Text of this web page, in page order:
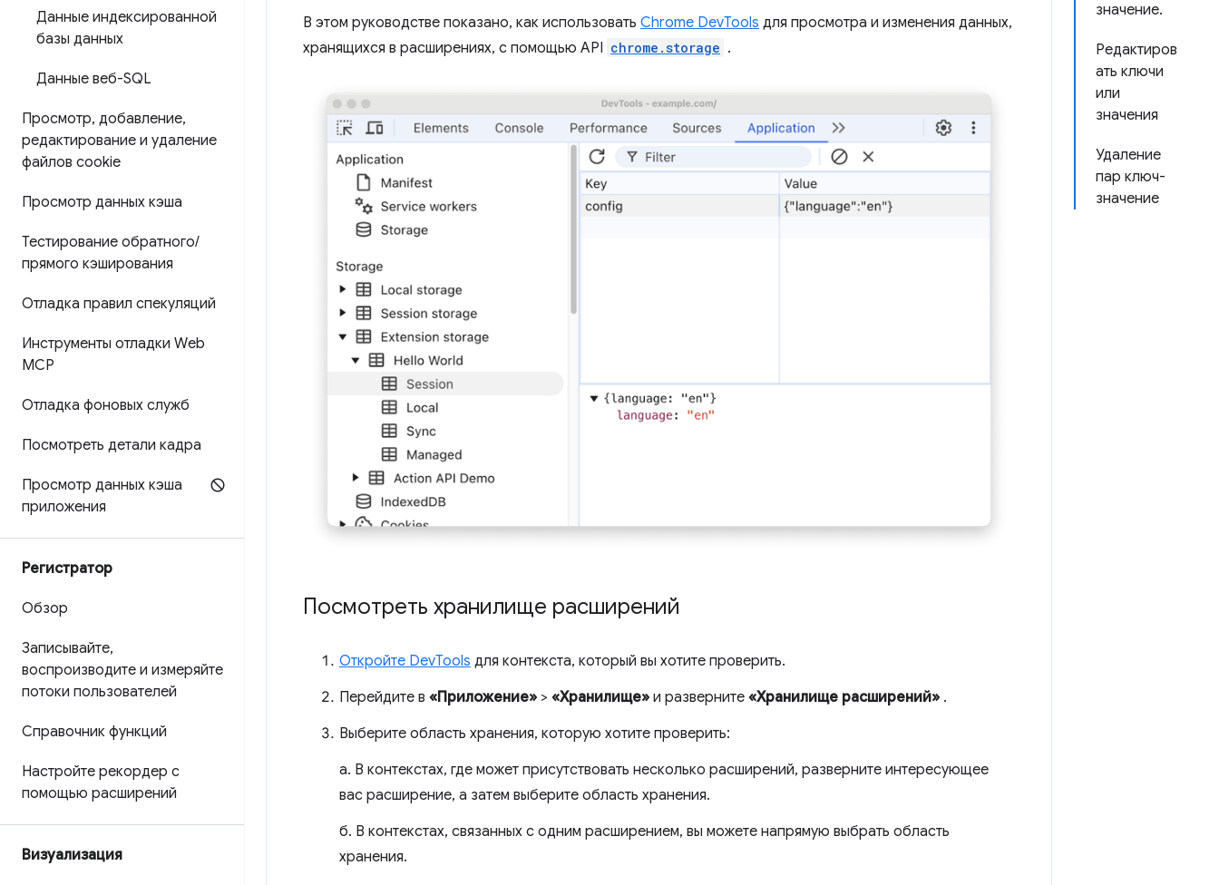
Данные индексированной
базы данных
Данные веб-SQL
Просмотр, добавление,
редактирование и удаление
файлов cookie
Просмотр данных кэша
Тестирование обратного/
прямого кэширования
Отладка правил спекуляций
Инструменты отладки Web
MCP
Отладка фоновых служб
Посмотреть детали кадра
Просмотр данных кэша
приложения
Регистратор
Обзор
Записывайте,
воспроизводите и измеряйте
потоки пользователей
Справочник функций
Настройте рекордер с
помощью расширений
Визуализация
значение.
Редактиров
ать ключи
или
значения
Удаление
пар ключ-
значение
В этом руководстве показано, как использовать Chrome DevTools для просмотра и изменения данных,
хранящихся в расширениях, с помощью API chrome.storage .
Посмотреть хранилище расширений
Откройте DevTools для контекста, который вы хотите проверить.
Перейдите в «Приложение» > «Хранилище» и разверните «Хранилище расширений» .
Выберите область хранения, которую хотите проверить:
а. В контекстах, где может присутствовать несколько расширений, разверните интересующее
вас расширение, а затем выберите область хранения.
б. В контекстах, связанных с одним расширением, вы можете напрямую выбрать область
хранения.